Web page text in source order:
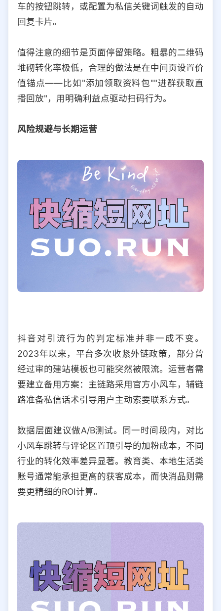
车的按钮跳转，或配置为私信关键词触发的自动
回复卡片。
值得注意的细节是页面停留策略。粗暴的二维码
堆砌转化率极低，合理的做法是在中间页设置价
值锚点——比如"添加领取资料包""进群获取直
播回放"，用明确利益点驱动扫码行为。
风险规避与长期运营
抖音对引流行为的判定标准并非一成不变。
2023年以来，平台多次收紧外链政策，部分曾
经过审的建站模板也可能突然被限流。运营者需
要建立备用方案：主链路采用官方小风车，辅链
路准备私信话术引导用户主动索要联系方式。
数据层面建议做A/B测试。同一时间段内，对比
小风车跳转与评论区置顶引导的加粉成本，不同
行业的转化效率差异显著。教育类、本地生活类
账号通常能承担更高的获客成本，而快消品则需
要更精细的ROI计算。